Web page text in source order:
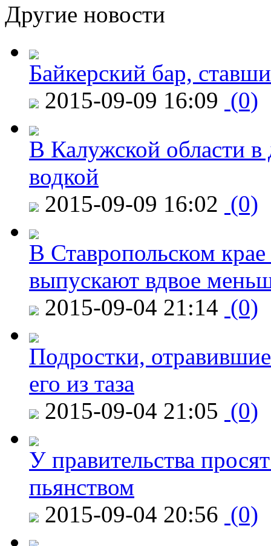
Другие новости
Байкерский бар,
2015-09-09 16:09 (0)
В Калужской области в
водкой
2015-09-09 16:02 (0)
В Ставропольском
выпускают вдвое
2015-09-04 21:14 (0)
Подростки,
его из таза
2015-09-04 21:05 (0)
У правительства
пьянством
2015-09-04 20:56 (0)